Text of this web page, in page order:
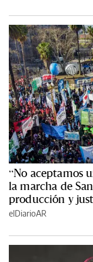
“No aceptamos
la marcha de
producción y
elDiarioAR